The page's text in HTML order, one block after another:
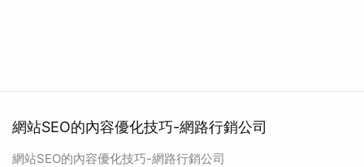
網站SEO的內容優化技巧-網路行銷公司
網站SEO的內容優化技巧-網路行銷公司